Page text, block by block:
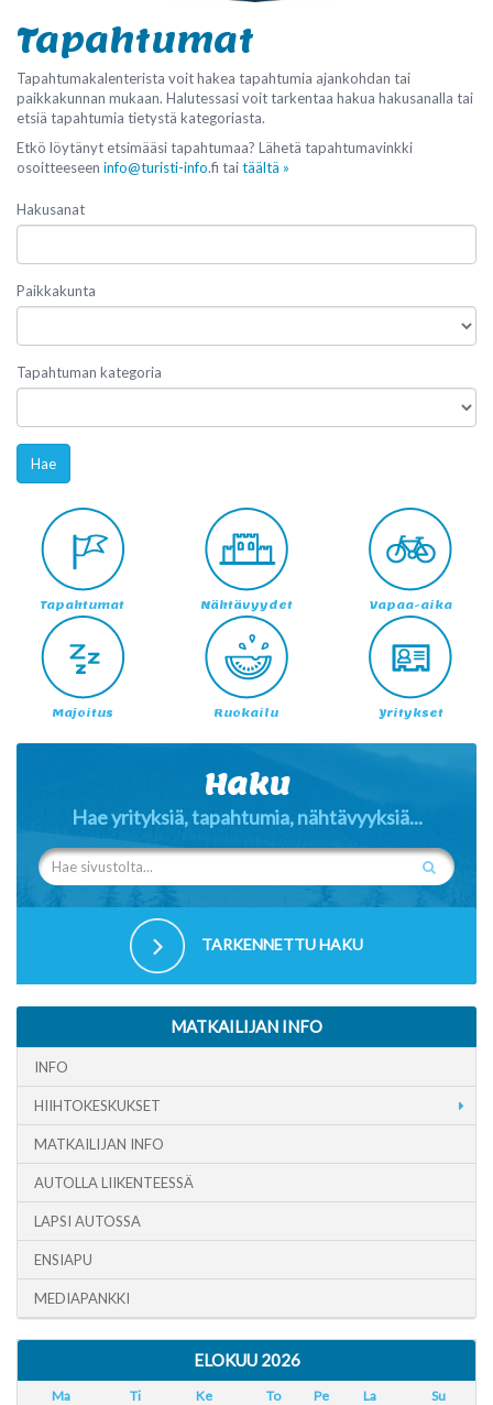
Tapahtumat
Tapahtumakalenterista voit hakea tapahtumia ajankohdan tai
paikkakunnan mukaan. Halutessasi voit tarkentaa hakua hakusanalla tai
etsiä tapahtumia tietystä kategoriasta.
Etkö löytänyt etsimääsi tapahtumaa? Lähetä tapahtumavinkki
osoitteeseen info@turisti-info.fi taitäältä »
Hakusanat
Paikkakunta
Tapahtuman kategoria
Hae
Tapahtumat Nähtävyydet Vapaa-aika
Majoitus Ruokailu Yritykset
Haku
Hae yrityksiä, tapahtumia, nähtävyyksiä...
TARKENNETTU HAKU
MATKAILIJAN INFO
INFO
HIIHTOKESKUKSET
MATKAILIJAN INFO
AUTOLLA LIIKENTEESSÄ
LAPSI AUTOSSA
ENSIAPU
MEDIAPANKKI
ELOKUU 2026
Ma Ti Ke To Pe La
Su